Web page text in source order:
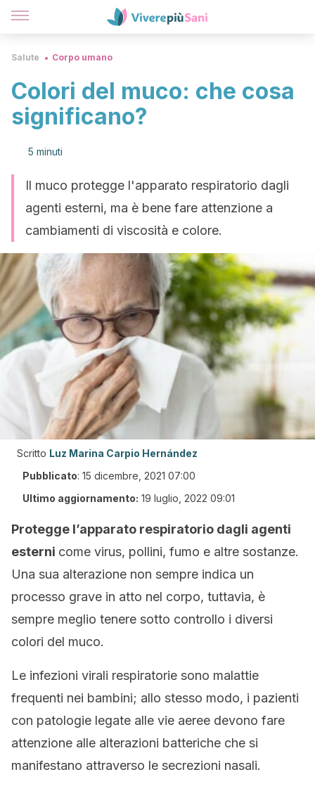
Salute Corpo umano
Colori del muco: che cosa
significano?
5 minuti
Il muco protegge l'apparato respiratorio dagli
agenti esterni, ma è bene fare attenzione a
cambiamenti di viscosità e colore.
Scritto Luz Marina Carpio Hernández
Pubblicato: 15 dicembre, 2021 07:00
Ultimo aggiornamento: 19 luglio, 2022 09:01
Protegge l’apparato respiratorio dagli agenti
esterni come virus, pollini, fumo e altre sostanze.
Una sua alterazione non sempre indica un
processo grave in atto nel corpo, tuttavia, è
sempre meglio tenere sotto controllo i diversi
colori del muco.
Le infezioni virali respiratorie sono malattie
frequenti nei bambini; allo stesso modo, i pazienti
con patologie legate alle vie aeree devono fare
attenzione alle alterazioni batteriche che si
manifestano attraverso le secrezioni nasali.